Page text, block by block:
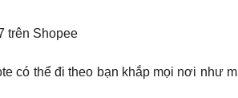
trên Shopee
có thể đi theo bạn khắp mọi nơi như m